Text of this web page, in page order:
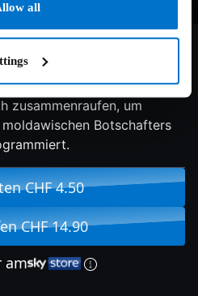
all
100 min Komödie
unterschiedlicher kaum
zusammenraufen, um
Botschafters
CHF 4.50
CHF 14.90
am